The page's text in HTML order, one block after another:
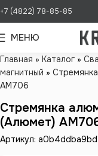
+7 (4822) 78-85-85
МЕНЮ
Главная » Каталог »
магнитный »
AM706
Стремянка
(Алюмет)
Артикул: